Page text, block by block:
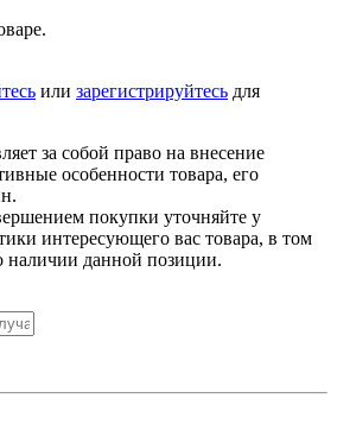
или зарегистрируйтесь для
за собой право на внесение
особенности товара, его
покупки уточняйте у
интересующего вас товара, в том
данной позиции.